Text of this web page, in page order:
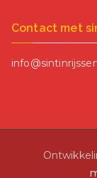
Contact met